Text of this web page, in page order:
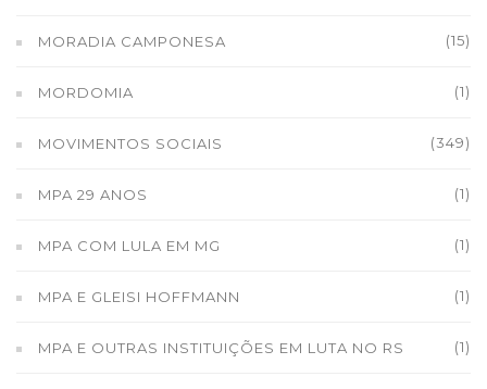
MORADIA CAMPONESA (15)
MORDOMIA (1)
MOVIMENTOS SOCIAIS (349)
MPA 29 ANOS (1)
MPA COM LULA EM MG (1)
MPA E GLEISI HOFFMANN (1)
MPA E OUTRAS INSTITUIÇÕES EM LUTA NO RS (1)